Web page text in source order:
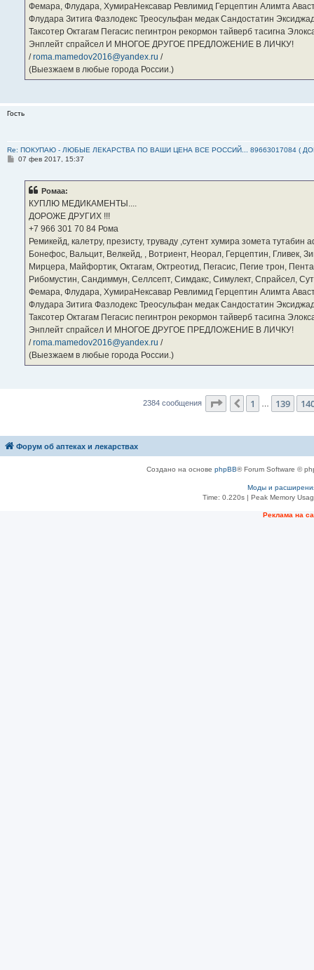
Фемара, Флудара, ХумираНексавар Ревлимид Герцептин Алимта
Флудара Зитига Фазлодекс Треосульфан медак Сандостатин
Таксотер Октагам Пегасис пегинтрон рекормон тайверб тасигна
Энплейт спрайсел И МНОГОЕ ДРУГОЕ ПРЕДЛОЖЕНИЕ В ЛИЧКУ!
/roma.mamedov2016@yandex.ru /
(Выезжаем в любые города России.)
Гость
Re: ПОКУПАЮ - ЛЮБЫЕ ЛЕКАРСТВА ПО ВАШИ ЦЕНА ВСЕ РОССИЙ... 89663017084 (
С07 фев 2017, 15:37
Ромаа:
КУПЛЮ МЕДИКАМЕНТЫ....
ДОРОЖЕ ДРУГИХ !!!
‪+7 966 301 70 84‬ Рома
Ремикейд, калетру, презисту, труваду ,сутент хумира зомета
Бонефос, Вальцит, Велкейд, , Вотриент, Неорал, Герцептин, Гливек,
Мирцера, Майфортик, Октагам, Октреотид, Пегасис, Пегие трон,
Рибомустин, Сандиммун, Селлсепт, Симдакс, Симулект, Спрайсел,
Фемара, Флудара, ХумираНексавар Ревлимид Герцептин Алимта
Флудара Зитига Фазлодекс Треосульфан медак Сандостатин
Таксотер Октагам Пегасис пегинтрон рекормон тайверб тасигна
Энплейт спрайсел И МНОГОЕ ДРУГОЕ ПРЕДЛОЖЕНИЕ В ЛИЧКУ!
/roma.mamedov2016@yandex.ru /
(Выезжаем в любые города России.)
2384 сообщения Страница 141из
Пред.
1 139
Форум об аптеках и лекарствах
Создано на основе phpBB® Forum Software ©
Моды и
Time: 0.220s| Peak Memory
Рeклама на